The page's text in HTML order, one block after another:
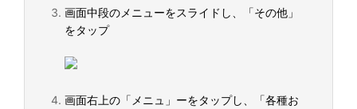
画面中段のメニューをスライドし、「その他」
をタップ
画面右上の「メニュ」ーをタップし、「各種お